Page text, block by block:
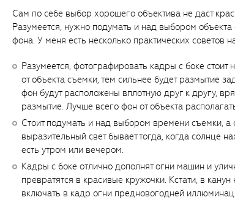
Сам по себе выбор хорошего объектива не даст
Разумеется, нужно подумать и над выбором
фона. У меня есть несколько практических советов
Разумеется, фотографировать кадры с боке
от объекта съемки, тем сильнее будет размытие
фон будут расположены вплотную друг к другу,
размытие. Лучше всего фон от объекта
Стоит подумать и над выбором времени съемки,
выразительный свет бывает тогда, когда солнце
есть утром или вечером.
Кадры с боке отлично дополнят огни машин и
превратятся в красивые кружочки. Кстати, в
включать в кадр огни предновогодней